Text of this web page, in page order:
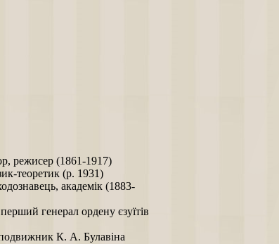
режисер (1861-1917)
теоретик (р. 1931)
академік (1883-
генерал ордену єзуїтів
К. А. Булавіна